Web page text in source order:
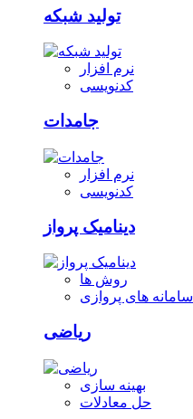
تولید شبکه
نرم افزار
کدنویسی
جامدات
نرم افزار
کدنویسی
دینامیک پرواز
روش ها
سامانه های پروازی
ریاضی
بهینه سازی
حل معادلات